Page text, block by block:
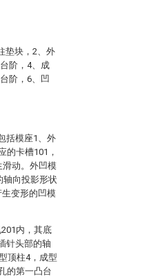
垫块，2、外
阶，4、成
阶，6、凹
括模座1、外
的卡槽101，
滑动。外凹模
轴向投影形状
变形的凹模
内，其底
针头部的轴
顶柱4，成型
的第一凸台